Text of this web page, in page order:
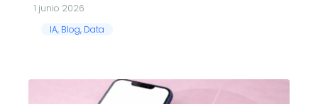
1 junio 2026
IA, Blog, Data